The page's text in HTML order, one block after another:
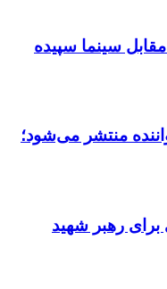
سینما سپیده
«بدرقه» با صدای ۷ خواننده منتشر می‌شود؛
رهبر شهید